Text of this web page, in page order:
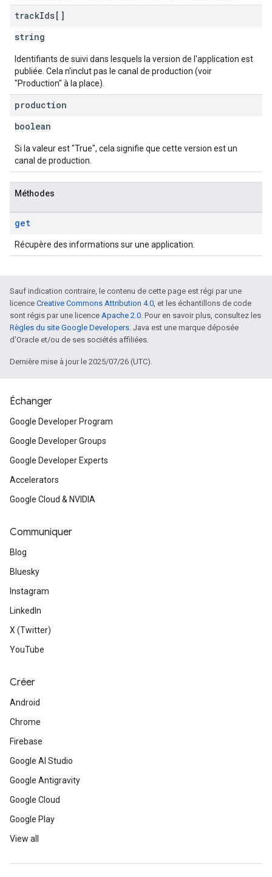
trackIds[]
string
Identifiants de suivi dans lesquels la version de l'application est
publiée. Cela n'inclut pas le canal de production (voir
"Production" à la place).
production
boolean
Si la valeur est "True", cela signifie que cette version est un
canal de production.
Méthodes
get
Récupère des informations sur une application.
Sauf indication contraire, le contenu de cette page est régi par une
licence Creative Commons Attribution 4.0, et les échantillons de code
sont régis par une licence Apache 2.0. Pour en savoir plus, consultez les
Règles du site Google Developers. Java est une marque déposée
d'Oracle et/ou de ses sociétés affiliées.
Dernière mise à jour le 2025/07/26 (UTC).
Échanger
Google Developer Program
Google Developer Groups
Google Developer Experts
Accelerators
Google Cloud & NVIDIA
Communiquer
Blog
Bluesky
Instagram
LinkedIn
X (Twitter)
YouTube
Créer
Android
Chrome
Firebase
Google AI Studio
Google Antigravity
Google Cloud
Google Play
View all